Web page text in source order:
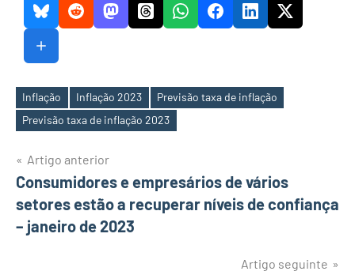
Etiquetas
Inflação Inflação 2023
Previsão taxa de inflação
Previsão taxa de inflação 2023
Navegação
de
artigos
Artigo anterior
Consumidores e empresários de vários
setores estão a recuperar níveis de confiança
– janeiro de 2023
Artigo seguinte